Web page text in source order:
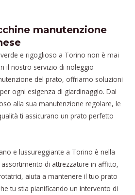
manutenzione
e rigoglioso a Torino non è mai
il nostro servizio di noleggio
del prato, offriamo soluzioni
ogni esigenza di giardinaggio. Dal
alla sua manutenzione regolare, le
ti assicurano un prato perfetto
e lussureggiante a Torino è nella
di attrezzature in affitto,
aiuta a mantenere il tuo prato
tu stia pianificando un intervento di